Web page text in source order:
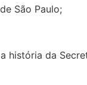
São Paulo;
história da